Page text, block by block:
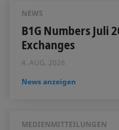
NEWS
B1G Numbers Juli
Exchanges
4. AUG. 2026
News anzeigen
MEDIENMITTEILUNGEN